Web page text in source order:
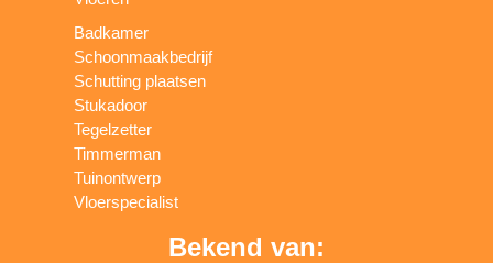
Badkamer
Schoonmaakbedrijf
Schutting plaatsen
Stukadoor
Tegelzetter
Timmerman
Tuinontwerp
Vloerspecialist
Bekend van: